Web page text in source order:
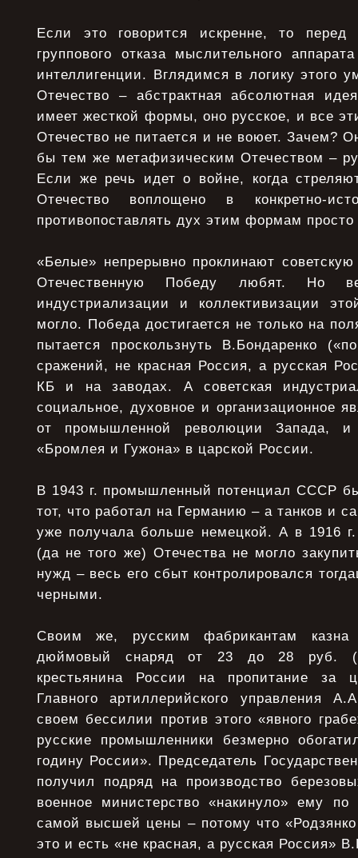
Если это говорится искренне, то
группового отказа мыслительного
интеллигенции. Вглядимся в логику этого
Отечество – абстрактная абсолютная
имеет жесткой формы, оно русское, и все
Отечество не питается и не воюет. Зачем?
бы тем же метафизическим Отечеством –
Если же речь идет о войне, когда
Отечество воплощено в конкретно-
противопоставлять дух этим формам просто
«Белые» непрерывно проклинают
Отечественную Победу любят. Но
индустриализации и коллективизации
могло. Победа достигается не только на
пытается проскользнуть В.Бондаренко
сражений, не красная Россия, а русская
КБ и на заводах. А советская
социальное, духовное и организационное
от промышленной революции Запада, и
«Бромлея и Гужона» в царской России.
В 1943 г. промышленный потенциал СССР
тот, что работал на Германию – а танков и
уже получала больше немецкой. А в 1916 г.
(да не того же) Отечества не могло
нужд – весь его сбыт контролировался
черными.
Своим же, русским фабрикантам казна
дюймовый снаряд от 23 до 28 руб.
крестьянина России на пропитание за
Главного артиллерийского управления
своем бессилии против этого «явного
русские промышленники безмерно
годину России». Председатель
получил подряд на производство
военное министерство «накинуло» ему
самой высшей цены – потому что
это и есть «не красная, а русская Россия»